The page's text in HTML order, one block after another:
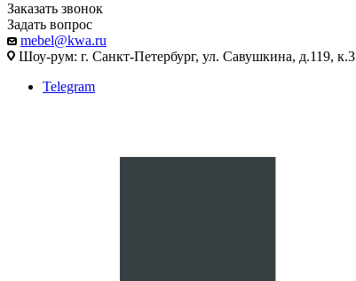
Заказать звонок
Задать вопрос
mebel@kwa.ru
Шоу-рум: г. Санкт-Петербург, ул. Савушкина, д.119, к.3
Telegram